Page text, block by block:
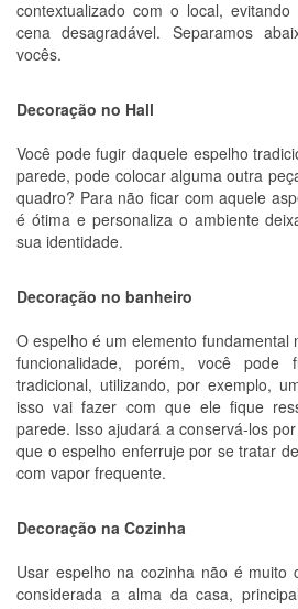
contextualizado com o local,
cena desagradável. Separamos
vocês.
Decoração no Hall
Você pode fugir daquele espelho
parede, pode colocar alguma outra
quadro? Para não ficar com aquele
é ótima e personaliza o ambiente
sua identidade.
Decoração no banheiro
O espelho é um elemento fundamental
funcionalidade, porém, você pode
tradicional, utilizando, por exemplo,
isso vai fazer com que ele fique
parede. Isso ajudará a conservá-los
que o espelho enferruje por se tratar
com vapor frequente.
Decoração na Cozinha
Usar espelho na cozinha não é muito
considerada a alma da casa,